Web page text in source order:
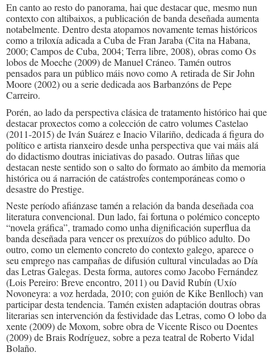
En canto ao resto do panorama, hai que destacar que, mesmo nun
contexto con altibaixos, a publicación de banda deseñada aumenta
notabelmente. Dentro desta atopamos novamente temas históricos
como a triloxía adicada a Cuba de Fran Jaraba (Cita na Habana,
2000; Campos de Cuba, 2004; Terra libre, 2008), obras como Os
lobos de Moeche (2009) de Manuel Cráneo. Tamén outros
pensados para un público máis novo como A retirada de Sir John
Moore (2002) ou a serie dedicada aos Barbanzóns de Pepe
Carreiro.
Porén, ao lado da perspectiva clásica de tratamento histórico hai que
destacar proxectos como a colección de catro volumes Castelao
(2011-2015) de Iván Suárez e Inacio Vilariño, dedicada á figura do
político e artista rianxeiro desde unha perspectiva que vai máis alá
do didactismo doutras iniciativas do pasado. Outras liñas que
destacan neste sentido son o salto do formato ao ámbito da memoria
histórica ou á narración de catástrofes contemporáneas como o
desastre do Prestige.
Neste período afiánzase tamén a relación da banda deseñada coa
literatura convencional. Dun lado, fai fortuna o polémico concepto
“novela gráfica”, tramado como unha dignificación superflua da
banda deseñada para vencer os prexuízos do público adulto. Do
outro, como un elemento concreto do contexto galego, aparece o
seu emprego nas campañas de difusión cultural vinculadas ao Día
das Letras Galegas. Desta forma, autores como Jacobo Fernández
(Lois Pereiro: Breve encontro, 2011) ou David Rubín (Uxío
Novoneyra: a voz herdada, 2010; con guión de Kike Benlloch) van
participar desta tendencia. Tamén existen adaptación doutras obras
literarias sen intervención da festividade das Letras, como O lobo da
xente (2009) de Moxom, sobre obra de Vicente Risco ou Doentes
(2009) de Brais Rodríguez, sobre a peza teatral de Roberto Vidal
Bolaño.